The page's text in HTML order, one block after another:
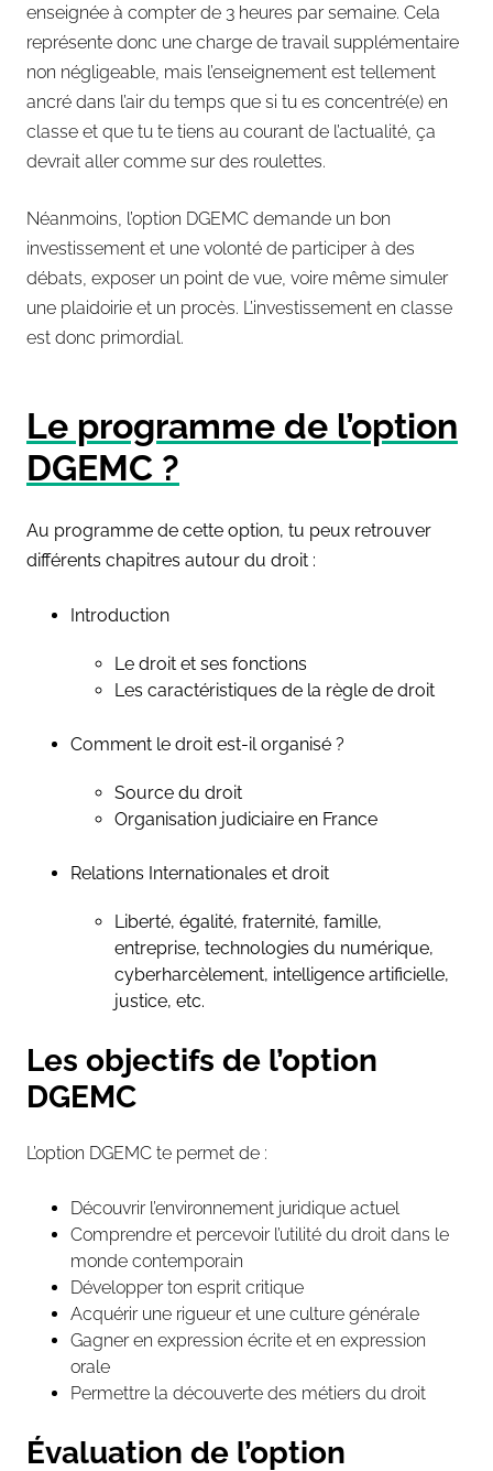
enseignée à compter de 3 heures par semaine. Cela
représente donc une charge de travail supplémentaire
non négligeable, mais l’enseignement est tellement
ancré dans l’air du temps que si tu es concentré(e) en
classe et que tu te tiens au courant de l’actualité, ça
devrait aller comme sur des roulettes.
Néanmoins, l’option DGEMC demande un bon
investissement et une volonté de participer à des
débats, exposer un point de vue, voire même simuler
une plaidoirie et un procès. L’investissement en classe
est donc primordial.
Le programme de l’option
DGEMC ?
Au programme de cette option, tu peux retrouver
différents chapitres autour du droit :
Introduction
Le droit et ses fonctions
Les caractéristiques de la règle de droit
Comment le droit est-il organisé ?
Source du droit
Organisation judiciaire en France
Relations Internationales et droit
Liberté, égalité, fraternité, famille,
entreprise, technologies du numérique,
cyberharcèlement, intelligence artificielle,
justice, etc.
Les objectifs de l’option
DGEMC
L’option DGEMC te permet de :
Découvrir l’environnement juridique actuel
Comprendre et percevoir l’utilité du droit dans le
monde contemporain
Développer ton esprit critique
Acquérir une rigueur et une culture générale
Gagner en expression écrite et en expression
orale
Permettre la découverte des métiers du droit
Évaluation de l’option